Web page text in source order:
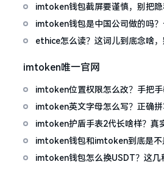
imtoken钱包截屏要谨慎，别把
imtoken钱包是中国公司做的吗？
ethice怎么读？这词儿到底念啥
imtoken唯一官网
imtoken位置权限怎么改？手把手
imtoken英文字母怎么写？正确拼
imtoken护盾手表2代长啥样？真
imtoken钱包和imtoken到底是不
就懂了
imtoken钱包怎么换USDT？这几